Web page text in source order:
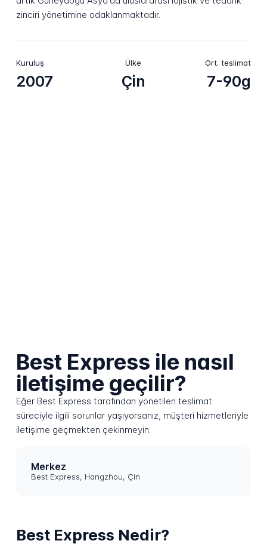
zinciri yönetimine odaklanmaktadır.
Kuruluş
2007
Ülke
Çin
Ort. teslimat
7-90g
Best Express ile nasıl
iletişime geçilir?
Eğer Best Express tarafından yönetilen teslimat
süreciyle ilgili sorunlar yaşıyorsanız, müşteri hizmetleriyle
iletişime geçmekten çekinmeyin.
Merkez
Best Express, Hangzhou, Çin
Best Express Nedir?